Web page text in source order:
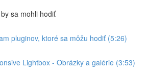
sa mohli hodiť
pluginov, ktoré sa môžu hodiť (5:26)
Lightbox - Obrázky a galérie (3:53)